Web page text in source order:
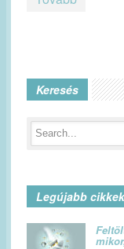
Keresés
Legújabb cikkek